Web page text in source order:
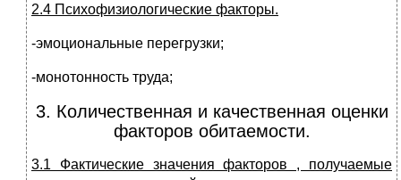
2.4 Психофизиологические факторы.
-эмоциональные перегрузки;
-монотонность труда;
3. Количественная и качественная оценки
факторов обитаемости.
3.1 Фактические значения факторов , получаемые